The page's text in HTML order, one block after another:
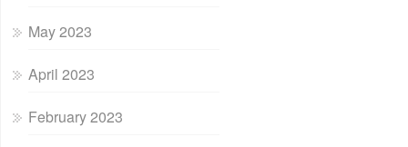
May 2023
April 2023
February 2023